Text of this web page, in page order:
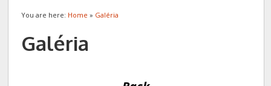
You are here: Home » Galéria
Galéria